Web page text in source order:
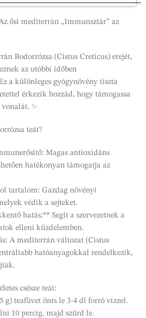
ősi mediterrán „Immunsztár” az
Bodorrózsa (Cistus Creticus) erejét,
az utóbbi időben
a különleges gyógynövény tiszta
érkezik hozzád, hogy támogassa
vonalát. ✨
teát?
Magas antioxidáns
hatékonyan támogatja az
tartalom: Gazdag növényi
védik a sejteket.
hatás:** Segít a szervezetnek a
elleni küzdelemben.
A mediterrán változat (Cistus
hatóanyagokkal rendelkezik,
csésze teát:
g) teafüvet önts le 3-4 dl forró vízzel.
10 percig, majd szűrd le.